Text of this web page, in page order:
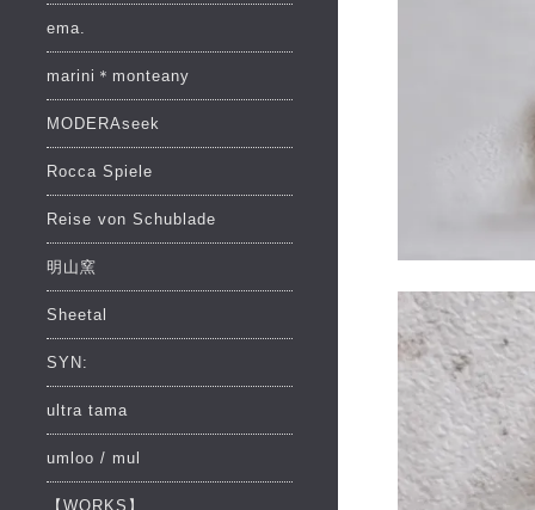
ema.
marini＊monteany
MODERAseek
Rocca Spiele
Reise von Schublade
明山窯
Sheetal
SYN:
ultra tama
umloo / mul
【WORKS】